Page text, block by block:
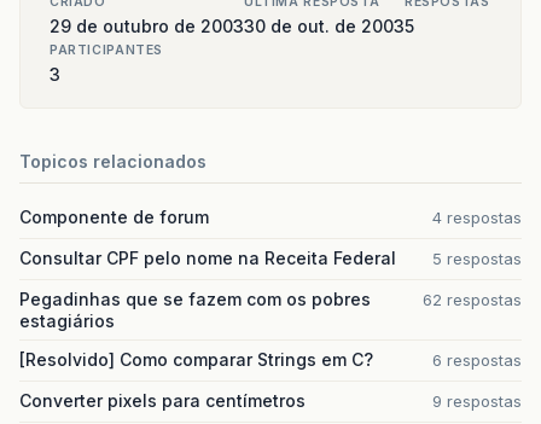
29 de outubro de 200330 de out. de 20035
PARTICIPANTES
3
Topicos relacionados
Componente de forum 4 respostas
Consultar CPF pelo nome na Receita Federal 5 respostas
Pegadinhas que se fazem com os pobres
estagiários
62 respostas
[Resolvido] Como comparar Strings em C? 6 respostas
Converter pixels para centímetros 9 respostas